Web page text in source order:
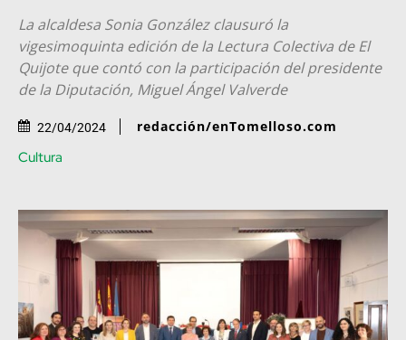
La alcaldesa Sonia González clausuró la
vigesimoquinta edición de la Lectura Colectiva de El
Quijote que contó con la participación del presidente
de la Diputación, Miguel Ángel Valverde
22/04/2024 redacción/enTomelloso.com
Cultura